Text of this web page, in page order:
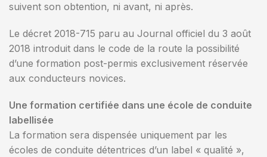
suivent son obtention, ni avant, ni après.
Le décret 2018-715 paru au Journal officiel du 3 août
2018 introduit dans le code de la route la possibilité
d’une formation post-permis exclusivement réservée
aux conducteurs novices.
Une formation certifiée dans une école de conduite
labellisée
La formation sera dispensée uniquement par les
écoles de conduite détentrices d’un label « qualité »,